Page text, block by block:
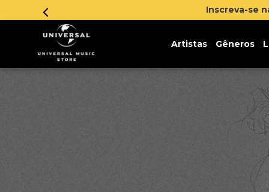
Inscreva-se
Artistas Gêneros